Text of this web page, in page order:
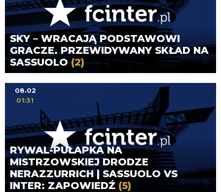
SKY – WRACAJĄ PODSTAWOWI
GRACZE. PRZEWIDYWANY SKŁAD NA
SASSUOLO (2)
RYWAL-PUŁAPKA NA
MISTRZOWSKIEJ DRODZE
NERAZZURRICH | SASSUOLO VS
INTER: ZAPOWIEDŹ (5)
08.02
01:31